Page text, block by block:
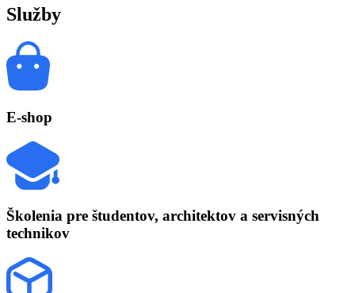
Služby
E-shop
Školenia pre študentov, architektov a servisných
technikov